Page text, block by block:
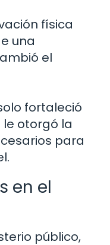
física
una
el
fortaleció
le otorgó la
para
en el
público,